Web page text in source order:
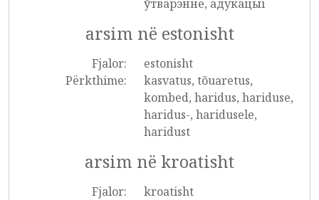
ўтварэнне, адукацыі
arsim në estonisht
Fjalor:
estonisht
Përkthime:
kasvatus, tõuaretus,
kombed, haridus, hariduse,
haridus-, haridusele,
haridust
arsim në kroatisht
Fjalor:
kroatisht